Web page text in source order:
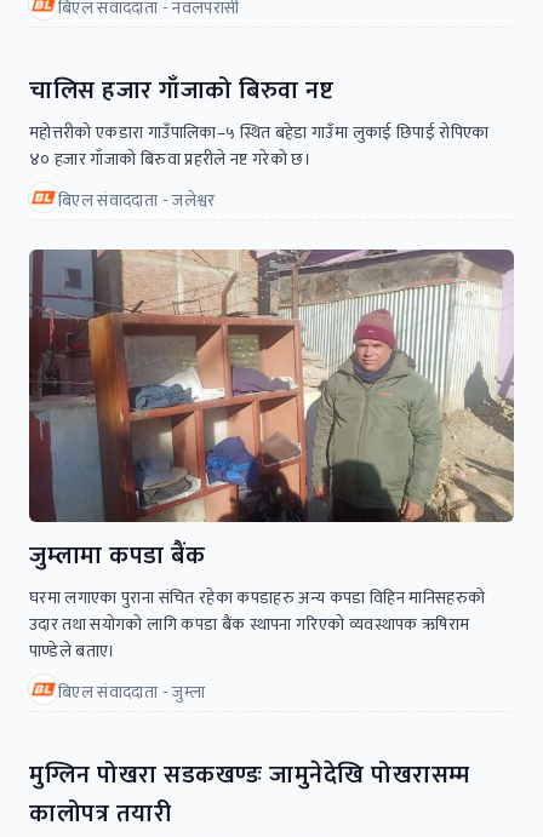
बिएल संवाददाता - नवलपरासी
चालिस हजार गाँजाको बिरुवा नष्ट
महोत्तरीको एकडारा गाउँपालिका–५ स्थित बहेडा गाउँमा लुकाई छिपाई रोपिएका
४० हजार गाँजाको बिरुवा प्रहरीले नष्ट गरेको छ।
बिएल संवाददाता - जलेश्वर
जुम्लामा कपडा बैंक
घरमा लगाएका पुराना संचित रहेका कपडाहरु अन्य कपडा विहिन मानिसहरुको
उदार तथा सयोगको लागि कपडा बैंक स्थापना गरिएको व्यवस्थापक ऋषिराम
पाण्डेले बताए।
बिएल संवाददाता - जुम्ला
मुग्लिन पोखरा सडकखण्डः जामुनेदेखि पोखरासम्म
कालोपत्र तयारी